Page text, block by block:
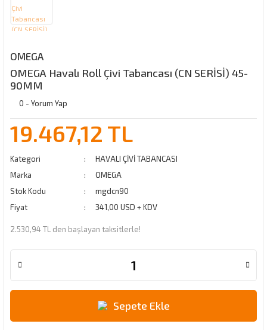
OMEGA
OMEGA Havalı Roll Çivi Tabancası (CN SERİSİ) 45-
90MM
0 - Yorum Yap
19.467,12 TL
Kategori
HAVALI ÇİVİ TABANCASI
Marka
OMEGA
Stok Kodu
mgdcn90
Fiyat
341,00 USD + KDV
2.530,94 TL den başlayan taksitlerle!
Sepete Ekle